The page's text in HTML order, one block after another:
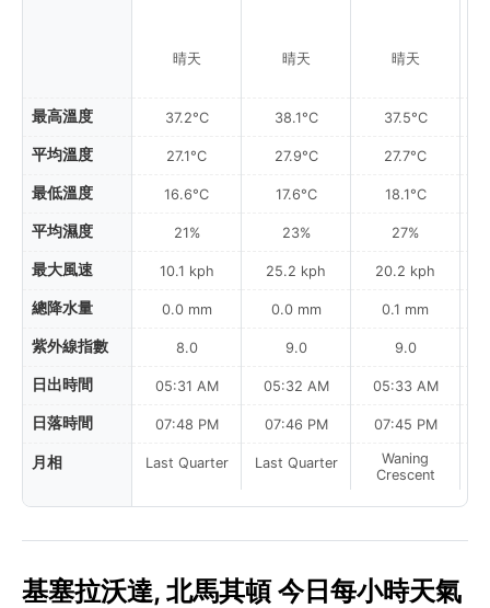
最高溫度
平均溫度
最低溫度
平均濕度
最大風速
總降水量
紫外線指數
日出時間
日落時間
月相
晴天
37.2°C
27.1°C
16.6°C
21%
10.1 kph
0.0 mm
8.0
05:31 AM
07:48 PM
Last Quarter
晴天
38.1°C
27.9°C
17.6°C
23%
25.2 kph
0.0 mm
9.0
05:32 AM
07:46 PM
Last Quarter
晴天
37.5°C
27.7°C
18.1°C
27%
20.2 kph
0.1 mm
9.0
05:33 AM
07:45 PM
Waning
Crescent
基塞拉沃達, 北馬其頓 今日每小時天氣